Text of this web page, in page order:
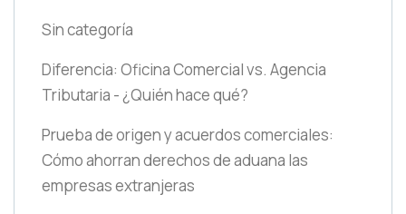
Sin categoría
Diferencia: Oficina Comercial vs. Agencia
Tributaria - ¿Quién hace qué?
Prueba de origen y acuerdos comerciales:
Cómo ahorran derechos de aduana las
empresas extranjeras